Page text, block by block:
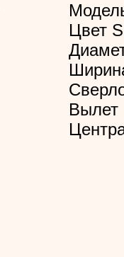
Цвет
Вылет